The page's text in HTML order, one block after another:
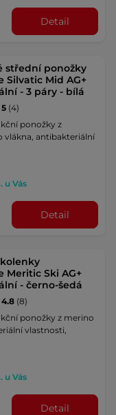
Detail
střední ponožky
Silvatic Mid AG+
- 3 páry - bílá
5 (4)
ponožky z
vlákna, antibakteriální
u Vás
Detail
Meritic Ski AG+
- černo-šedá
4.8 (8)
ponožky z merino
vlastnosti,
u Vás
Detail